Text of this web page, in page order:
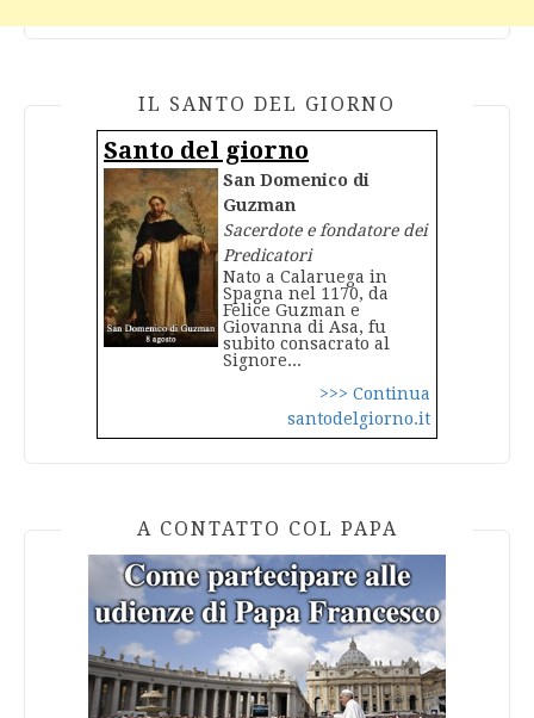
IL SANTO DEL GIORNO
Santo del giorno
San Domenico di
Guzman
Sacerdote e fondatore dei
Predicatori
Nato a Calaruega in
Spagna nel 1170, da
Felice Guzman e
Giovanna di Asa, fu
subito consacrato al
Signore...
>>> Continua
santodelgiorno.it
A CONTATTO COL PAPA